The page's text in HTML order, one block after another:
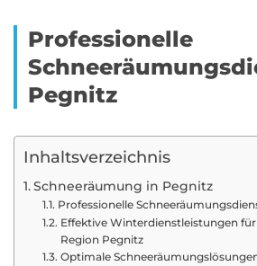
Professionelle
Pegnitz
Inhaltsverzeichnis
Schneeräumung in Pegnitz
Professionelle
Effektive Winterdienstleistungen
Region Pegnitz
Optimale